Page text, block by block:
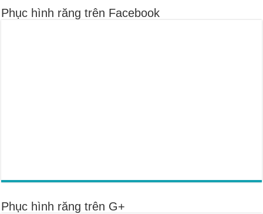
Phục hình răng trên Facebook
Phục hình răng trên G+